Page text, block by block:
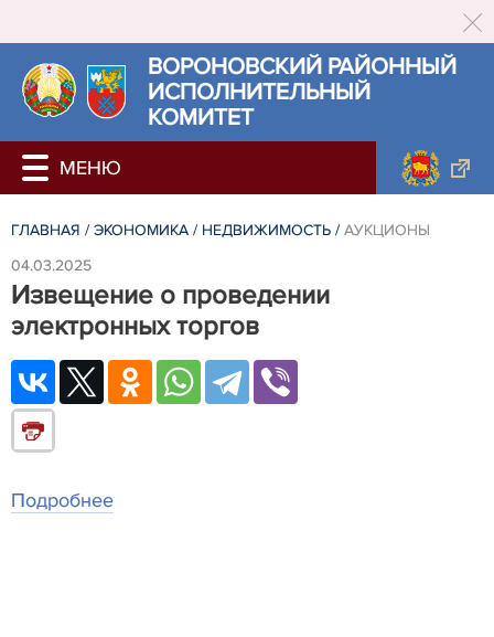
ВОРОНОВСКИЙ РАЙОННЫЙ
ИСПОЛНИТЕЛЬНЫЙ
КОМИТЕТ
ГЛАВНАЯ / ЭКОНОМИКА / НЕДВИЖИМОСТЬ / АУКЦИОНЫ
04.03.2025
Извещение о проведении
электронных торгов
Подробнее